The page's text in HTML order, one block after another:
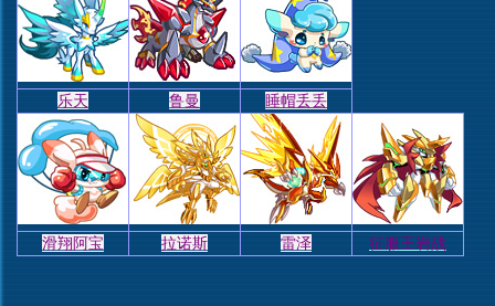
乐天 鲁曼 睡帽丢丢
滑翔阿宝 拉诺斯 雷泽 征服王岩战